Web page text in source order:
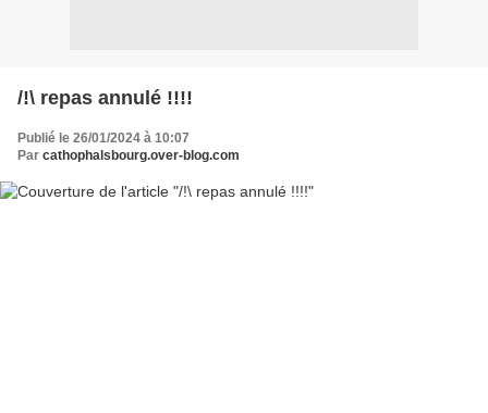
/!\ repas annulé !!!!
Publié le 26/01/2024 à 10:07
Par cathophalsbourg.over-blog.com